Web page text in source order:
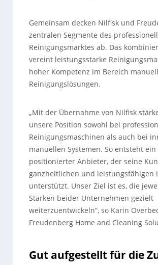
Gemeinsam decken Nilfisk und
zentralen Segmente des
Reinigungsmarktes ab. Das
vereint leistungsstarke
hoher Kompetenz im Bereich
Reinigungslösungen.
„Mit der Übernahme von Nilfisk
unsere Position sowohl bei
Reinigungsmaschinen als auch bei
manuellen Systemen. So entsteht ein
positionierter Anbieter, der seine
ganzheitlichen und leistungsfähigen
unterstützt. Unser Ziel ist es, die
Stärken beider Unternehmen gezielt
weiterzuentwickeln“, so Karin
Freudenberg Home and Cleaning
Gut aufgestellt für die